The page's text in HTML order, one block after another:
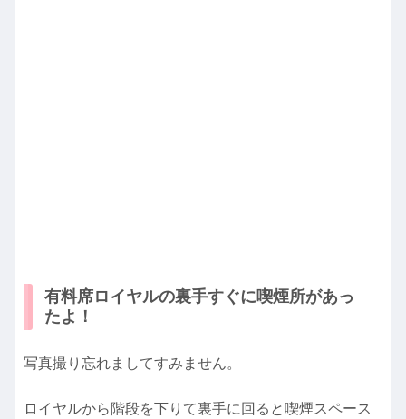
有料席ロイヤルの裏手すぐに喫煙所があっ
たよ！
写真撮り忘れましてすみません。
ロイヤルから階段を下りて裏手に回ると喫煙スペース